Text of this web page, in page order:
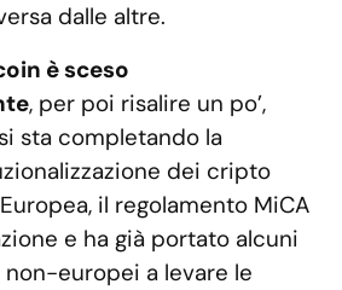
dalle altre.
è sceso
, per poi risalire un po’,
sta completando la
dei cripto
il regolamento MiCA
e ha già portato alcuni
europei a levare le